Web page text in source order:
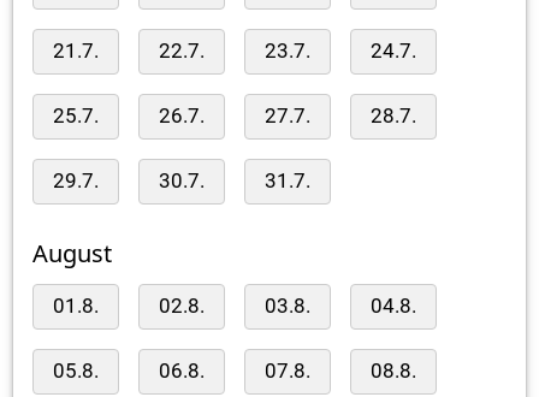
21.7. 22.7. 23.7. 24.7.
25.7. 26.7. 27.7. 28.7.
29.7. 30.7. 31.7.
August
01.8. 02.8. 03.8. 04.8.
05.8. 06.8. 07.8. 08.8.